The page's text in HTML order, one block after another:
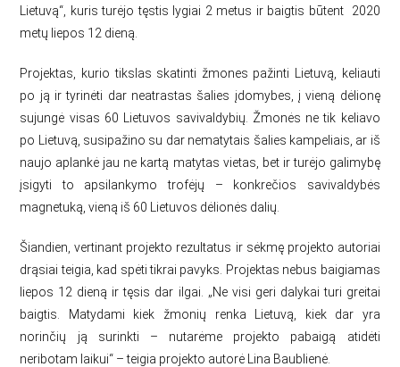
Lietuvą“, kuris turėjo tęstis lygiai 2 metus ir baigtis būtent 2020
metų liepos 12 dieną.
Projektas, kurio tikslas skatinti žmones pažinti Lietuvą, keliauti
po ją ir tyrinėti dar neatrastas šalies įdomybes, į vieną dėlionę
sujungė visas 60 Lietuvos savivaldybių. Žmonės ne tik keliavo
po Lietuvą, susipažino su dar nematytais šalies kampeliais, ar iš
naujo aplankė jau ne kartą matytas vietas, bet ir turėjo galimybę
įsigyti to apsilankymo trofėjų – konkrečios savivaldybės
magnetuką, vieną iš 60 Lietuvos dėlionės dalių.
Šiandien, vertinant projekto rezultatus ir sėkmę projekto autoriai
drąsiai teigia, kad spėti tikrai pavyks. Projektas nebus baigiamas
liepos 12 dieną ir tęsis dar ilgai. „Ne visi geri dalykai turi greitai
baigtis. Matydami kiek žmonių renka Lietuvą, kiek dar yra
norinčių ją surinkti – nutarėme projekto pabaigą atidėti
neribotam laikui“ – teigia projekto autorė Lina Baublienė.